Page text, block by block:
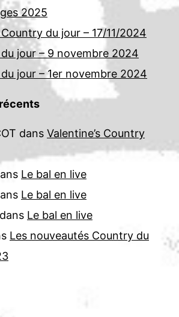
2025
du jour – 17/11/2024
jour – 9 novembre 2024
jour – 1er novembre 2024
dans Valentine’s Country
Le bal en live
Le bal en live
dans Le bal en live
Les nouveautés Country du